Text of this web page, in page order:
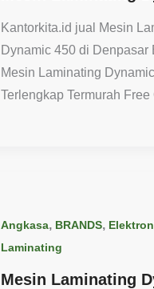
Kantorkita.id jual Mesin
Dynamic 450 di Denpasar
Mesin Laminating
Terlengkap Termurah Free
Angkasa, BRANDS,
Laminating
Mesin Laminating